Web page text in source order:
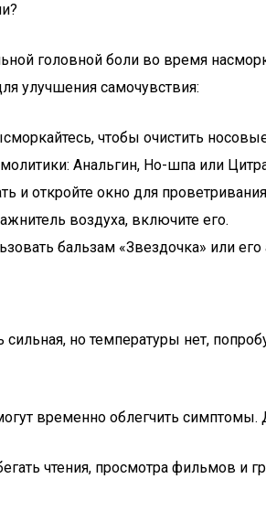
головной боли во время
улучшения самочувствия:
чтобы очистить
Анальгин, Но-шпа или
и откройте окно для
воздуха, включите его.
бальзам «Звездочка» или его
сильная, но температуры нет,
временно облегчить симптомы.
чтения, просмотра фильмов и